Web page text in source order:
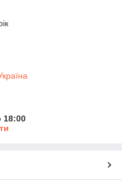
18:00